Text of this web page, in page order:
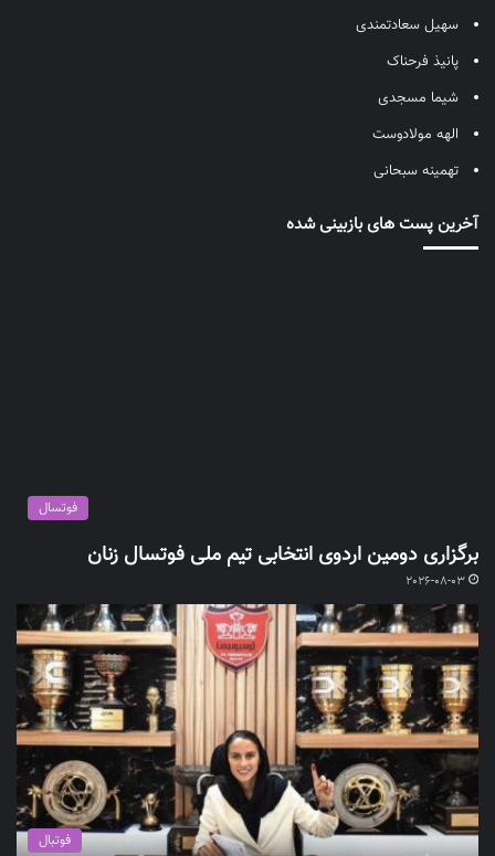
سهیل سعادتمندی
پانیذ فرحناک
شیما مسجدی
الهه مولادوست
تهمینه سبحانی
آخرین پست های بازبینی شده
فوتسال
برگزاری دومین اردوی انتخابی تیم ملی فوتسال زنان
2026-08-03
فوتبال